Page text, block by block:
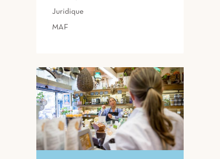
Juridique
MAF